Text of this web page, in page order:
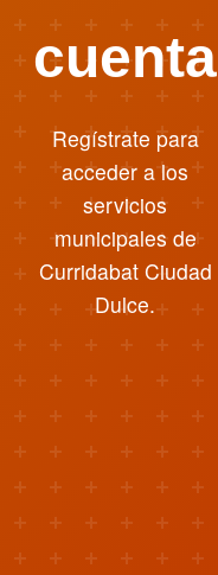
cuenta
Regístrate para
acceder a los
servicios
municipales de
Curridabat Ciudad
Dulce.